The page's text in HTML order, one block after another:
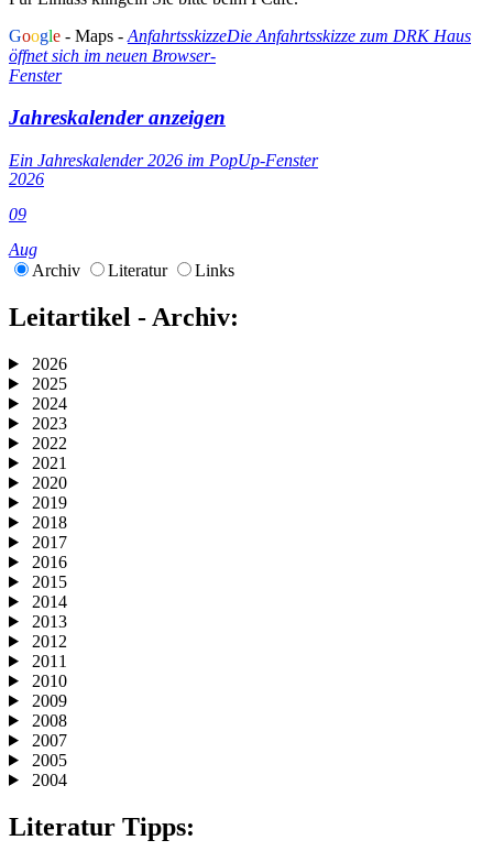
Google - Maps - AnfahrtsskizzeDie Anfahrtsskizze zum DRK Haus
öffnet sich im neuen Browser-
Fenster
Jahreskalender anzeigen
Ein Jahreskalender 2026 im PopUp-Fenster
2026
09
Aug
Archiv
Literatur Links
Leitartikel - Archiv:
2026
2025
2024
2023
2022
2021
2020
2019
2018
2017
2016
2015
2014
2013
2012
2011
2010
2009
2008
2007
2005
2004
Literatur Tipps: